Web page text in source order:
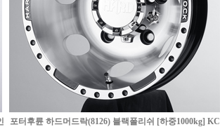
포터후륜 하드머드락(8126) 블랙폴리쉬 [하중1000kg] KC